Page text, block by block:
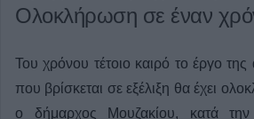
Ολοκλήρωση σε έναν
Του χρόνου τέτοιο καιρό το έργο της
που βρίσκεται σε εξέλιξη θα έχει
ο δήμαρχος Μουζακίου, κατά την